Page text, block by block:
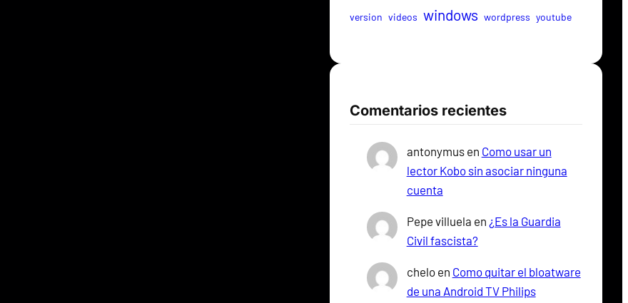
version videos windows wordpress youtube
Comentarios recientes
antonymusen Como usar un
lector Kobo sin asociar ninguna
cuenta
Pepe villuela en ¿Es la Guardia
Civil fascista?
cheloen Como quitar el bloatware
de una Android TV Philips